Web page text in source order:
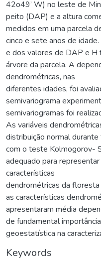
42o49’ W) no leste de
peito (DAP) e a altura
medidos em uma parcela
cinco e sete anos de
e dos valores de DAP e H
árvore da parcela. A
dendrométricas, nas
diferentes idades, foi
semivariograma
semivariogramas foi
As variáveis
distribuição normal
com o teste Kolmogorov-
adequado para
características
dendrométricas da
as características
apresentaram média
de fundamental
geoestatística na
Keywords